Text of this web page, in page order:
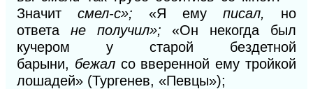
Значит смел-с»; «Я ему писал, но
ответа не получил»; «Он некогда был
кучером у старой бездетной
барыни, бежал со вверенной ему тройкой
лошадей» (Тургенев, «Певцы»);